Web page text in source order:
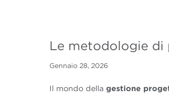
Le metodologie di
Gennaio 28, 2026
Il mondo della gestione